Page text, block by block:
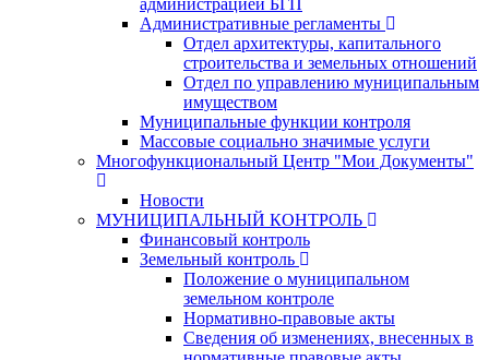
Административные регламенты
Отдел архитектуры, капитального
строительства и земельных отношений
Отдел по управлению муниципальным
имуществом
Муниципальные функции контроля
Массовые социально значимые услуги
Многофункциональный Центр "Мои Документы"
Новости
МУНИЦИПАЛЬНЫЙ КОНТРОЛЬ
Финансовый контроль
Земельный контроль
Положение о муниципальном
земельном контроле
Нормативно-правовые акты
Сведения об изменениях, внесенных в